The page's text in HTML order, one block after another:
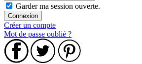
Garder ma session ouverte.
Créer un compte
Mot de passe oublié ?